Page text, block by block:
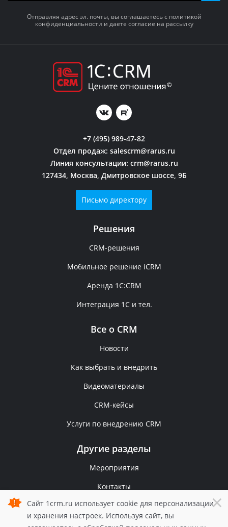
Сайт 1crm.ru использует cookie для персонализации
и хранения настроек. Используя сайт, вы
×
Отправляя адрес эл. почты, вы соглашаетесь с политикой
конфиденциальности и даете согласие на рассылку
+7 (495) 989-47-82
Отдел продаж: salescrm@rarus.ru
Линия консультации: crm@rarus.ru
127434, Москва, Дмитровское шоссе, 9Б
Письмо директору
Решения
CRM-решения
Мобильное решение iCRM
Аренда 1C:CRM
Интеграция 1С и тел.
Все о CRM
Новости
Как выбрать и внедрить
Видеоматериалы
CRM-кейсы
Услуги по внедрению CRM
Другие разделы
Мероприятия
Контакты
Политика конфиденциальности
© 2006 — 2026 1С-Рарус.